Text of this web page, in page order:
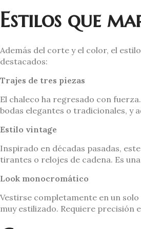
Estilos que
Además del corte y el color, el
destacados:
Trajes de tres piezas
El chaleco ha regresado con
bodas elegantes o tradicionales, y
Estilo vintage
Inspirado en décadas pasadas,
tirantes o relojes de cadena. Es
Look monocromático
Vestirse completamente en un
muy estilizado. Requiere precisión